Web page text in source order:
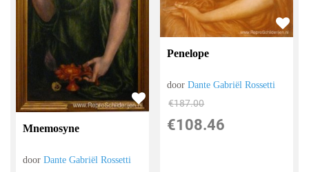
Mnemosyne
doorDante Gabriël Rossetti
Penelope
doorDante Gabriël Rossetti
€187.00
€108.46